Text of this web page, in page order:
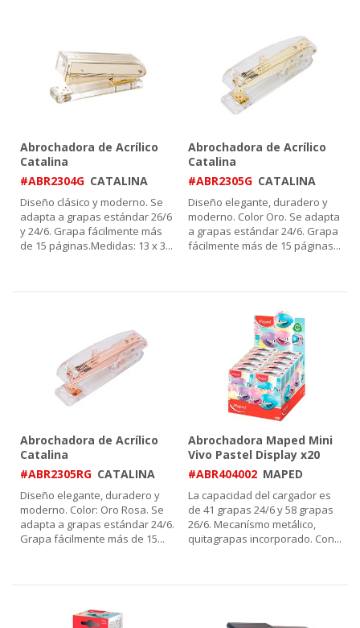
Abrochadora de Acrílico
Catalina
#ABR2304G CATALINA
Diseño clásico y moderno. Se
adapta a grapas estándar 26/6
y 24/6. Grapa fácilmente más
de 15 páginas.Medidas: 13 x 3...
Abrochadora de Acrílico
Catalina
#ABR2305G CATALINA
Diseño elegante, duradero y
moderno. Color Oro. Se adapta
a grapas estándar 24/6. Grapa
fácilmente más de 15 páginas...
Abrochadora de Acrílico
Catalina
#ABR2305RG CATALINA
Diseño elegante, duradero y
moderno. Color: Oro Rosa. Se
adapta a grapas estándar 24/6.
Grapa fácilmente más de 15...
Abrochadora Maped Mini
Vivo Pastel Display x20
#ABR404002 MAPED
La capacidad del cargador es
de 41 grapas 24/6 y 58 grapas
26/6. Mecanísmo metálico,
quitagrapas incorporado. Con...